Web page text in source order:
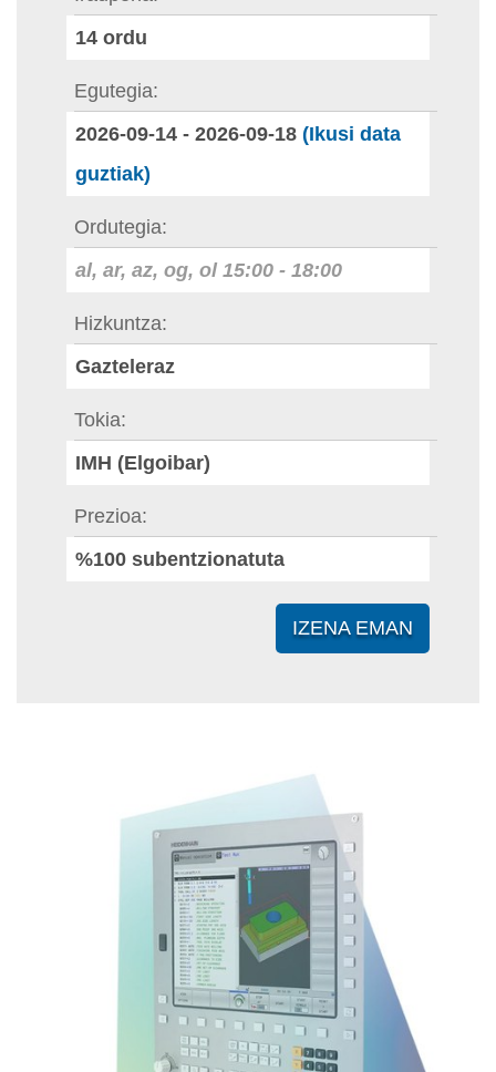
14 ordu
Egutegia
2026-09-14 - 2026-09-18 (Ikusi data
guztiak)
Ordutegia
al, ar, az, og, ol 15:00 - 18:00
Hizkuntza
Gazteleraz
Tokia
IMH (Elgoibar)
Prezioa
%100 subentzionatuta
IZENA EMAN